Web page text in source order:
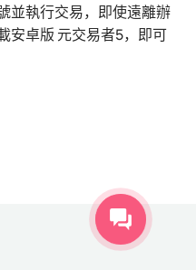
並執行交易，即使遠離辦
安卓版 元交易者5，即可